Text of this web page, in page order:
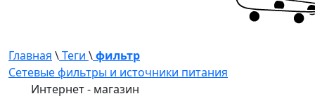
Главная \Теги \фильтр
Сетевые фильтры и источники питания
Интернет - магазин